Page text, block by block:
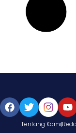
Tentang Kami